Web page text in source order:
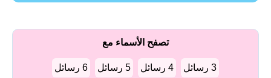
تصفح الأسماء مع
3 رسائل 4 رسائل 5 رسائل 6 رسائل